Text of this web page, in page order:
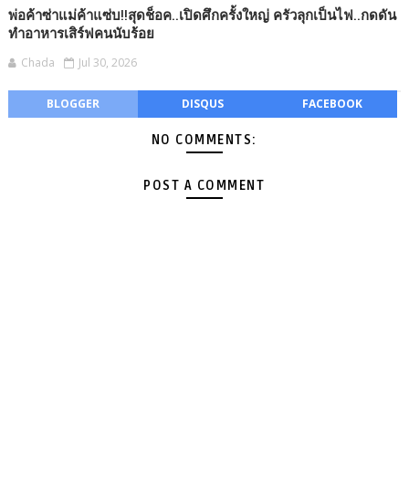
พ่อค้าซ่าแม่ค้าแซ่บ!!สุดช็อค..เปิดศึกครั้งใหญ่ ครัวลุกเป็นไฟ..กดดัน
ทำอาหารเสิร์ฟคนนับร้อย
Chada Jul 30, 2026
BLOGGER DISQUS FACEBOOK
NO COMMENTS:
POST A COMMENT